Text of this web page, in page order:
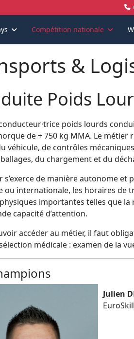
Compétition nationale
&
Poids
poids lourds
de + 750 kg MMA. Le
véhicule, de contrôles
du chargement et du
s’exerce de manière autonome et
ou internationale, les horaires de
importantes telles que
capacité d’attention.
accéder au métier, il faut
médicale : examen de la
Julien